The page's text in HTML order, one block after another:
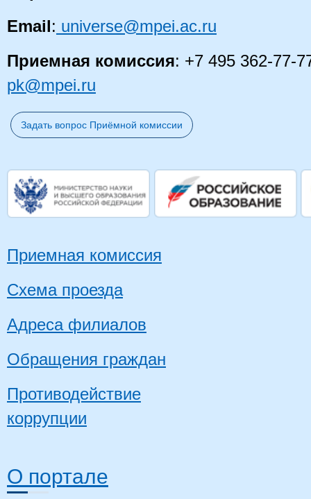
Email: universe@mpei.ac.ru
Приемная комиссия: +7 495 362-77-
pk@mpei.ru
Задать вопрос Приёмной комиссии
Приемная комиссия
Схема проезда
Адреса филиалов
Обращения граждан
Противодействие
коррупции
О портале